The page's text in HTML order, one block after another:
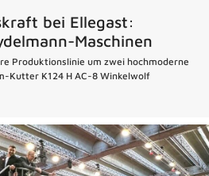
bei Ellegast:
Maschinen
Produktionslinie um zwei hochmoderne
Kutter K124 H AC-8 Winkelwolf